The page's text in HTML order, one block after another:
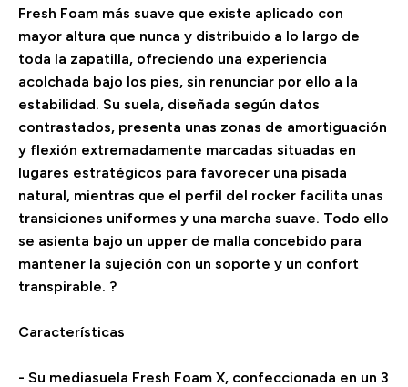
Fresh Foam más suave que existe aplicado con
mayor altura que nunca y distribuido a lo largo de
toda la zapatilla, ofreciendo una experiencia
acolchada bajo los pies, sin renunciar por ello a la
estabilidad. Su suela, diseñada según datos
contrastados, presenta unas zonas de amortiguación
y flexión extremadamente marcadas situadas en
lugares estratégicos para favorecer una pisada
natural, mientras que el perfil del rocker facilita unas
transiciones uniformes y una marcha suave. Todo ello
se asienta bajo un upper de malla concebido para
mantener la sujeción con un soporte y un confort
transpirable. ?
Características
- Su mediasuela Fresh Foam X, confeccionada en un 3